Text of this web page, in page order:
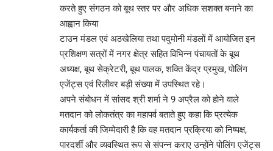
करते हुए संगठन को बूथ स्तर पर और अधिक सशक्त बनाने का
आह्वान किया
टाउन मंडल एवं अठखेलिया तथा पदुमोनी मंडलों में आयोजित इन
प्रशिक्षण सत्रों में नगर क्षेत्र सहित विभिन्न पंचायतों के बूथ
अध्यक्ष, बूथ सेक्रेटरी, बूथ पालक, शक्ति केंद्र प्रमुख, पोलिंग
एजेंट्स एवं रिलीवर बड़ी संख्या में उपस्थित रहे।
अपने संबोधन में सांसद श्री शर्मा ने 9 अप्रैल को होने वाले
मतदान को लोकतंत्र का महापर्व बताते हुए कहा कि प्रत्येक
कार्यकर्ता की जिम्मेदारी है कि वह मतदान प्रक्रिया को निष्पक्ष,
पारदर्शी और व्यवस्थित रूप से संपन्न कराए उन्होंने पोलिंग एजेंट्स